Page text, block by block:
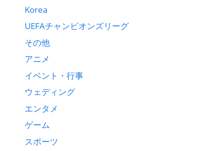
Korea
UEFAチャンピオンズリーグ
その他
アニメ
イベント・行事
ウェディング
エンタメ
ゲーム
スポーツ